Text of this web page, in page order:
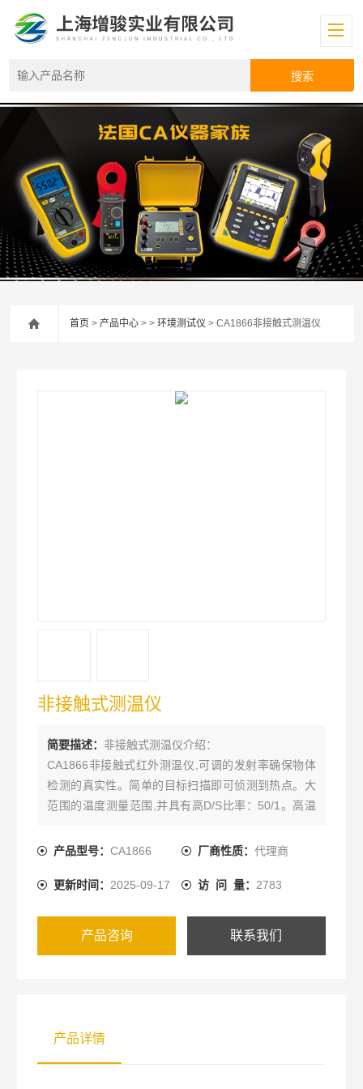
首页 >产品中心 > >环境测试仪 > CA1866非接触式测温仪
非接触式测温仪
简要描述：非接触式测温仪介绍：
CA1866非接触式红外测温仪,可调的发射率确保物体
检测的真实性。简单的目标扫描即可侦测到热点。大
范围的温度测量范围,并具有高D/S比率：50/1。高温
围： - 50°C至+1000℃，精度：±（读数的1.5％+
HOLD功能。广泛用于电力机械等预防性和质量检测
产品型号：CA1866 厂商性质： 代理商
更新时间： 2025-09-17 访 问 量： 2783
产品咨询 联系我们
产品详情